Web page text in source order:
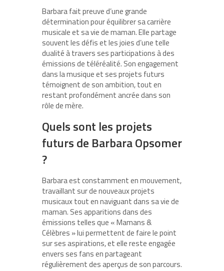
Barbara fait preuve d’une grande
détermination pour équilibrer sa carrière
musicale et sa vie de maman. Elle partage
souvent les défis et les joies d’une telle
dualité à travers ses participations à des
émissions de téléréalité. Son engagement
dans la musique et ses projets futurs
témoignent de son ambition, tout en
restant profondément ancrée dans son
rôle de mère.
Quels sont les projets
futurs de Barbara Opsomer
?
Barbara est constamment en mouvement,
travaillant sur de nouveaux projets
musicaux tout en naviguant dans sa vie de
maman. Ses apparitions dans des
émissions telles que « Mamans &
Célèbres » lui permettent de faire le point
sur ses aspirations, et elle reste engagée
envers ses fans en partageant
régulièrement des aperçus de son parcours.